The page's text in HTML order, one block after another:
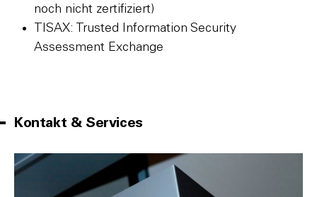
noch nicht zertifiziert)
TISAX: Trusted Information Security
Assessment Exchange
Kontakt & Services